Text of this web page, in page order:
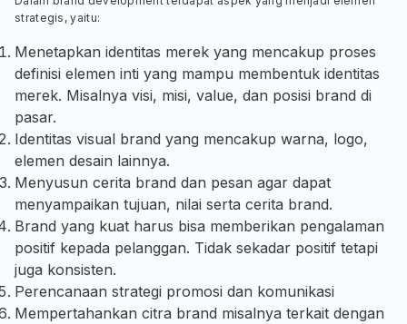
strategis, yaitu:
Menetapkan identitas merek yang mencakup proses
definisi elemen inti yang mampu membentuk identitas
merek. Misalnya visi, misi, value, dan posisi brand di
pasar.
Identitas visual brand yang mencakup warna, logo,
elemen desain lainnya.
Menyusun cerita brand dan pesan agar dapat
menyampaikan tujuan, nilai serta cerita brand.
Brand yang kuat harus bisa memberikan pengalaman
positif kepada pelanggan. Tidak sekadar positif tetapi
juga konsisten.
Perencanaan strategi promosi dan komunikasi
Mempertahankan citra brand misalnya terkait dengan